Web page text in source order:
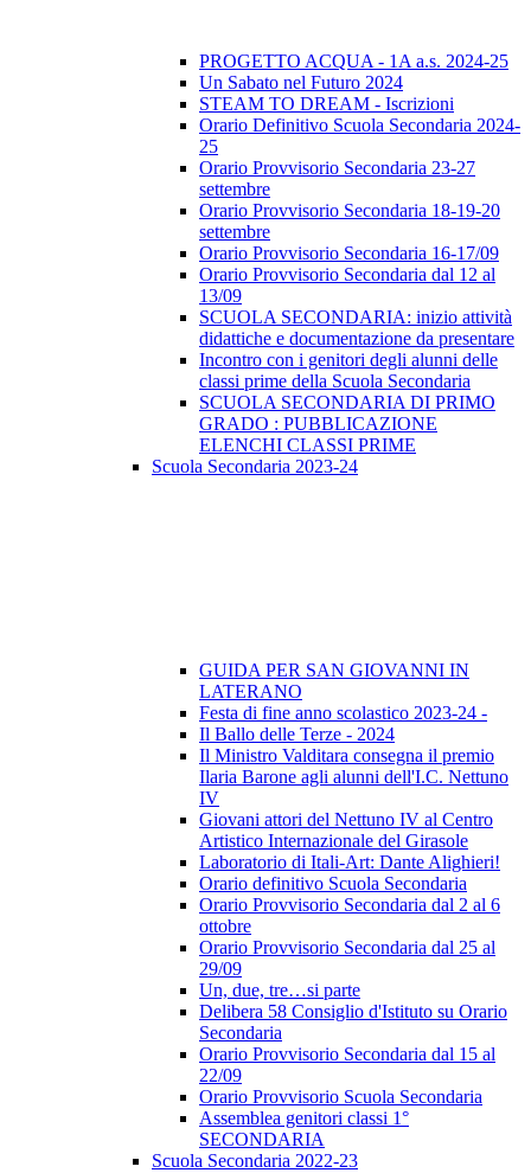
PROGETTO ACQUA - 1A a.s. 2024-25
Un Sabato nel Futuro 2024
STEAM TO DREAM - Iscrizioni
Orario Definitivo Scuola Secondaria 2024-
25
Orario Provvisorio Secondaria 23-27
settembre
Orario Provvisorio Secondaria 18-19-20
settembre
Orario Provvisorio Secondaria 16-17/09
Orario Provvisorio Secondaria dal 12 al
13/09
SCUOLA SECONDARIA: inizio attività
didattiche e documentazione da presentare
Incontro con i genitori degli alunni delle
classi prime della Scuola Secondaria
SCUOLA SECONDARIA DI PRIMO
GRADO : PUBBLICAZIONE
ELENCHI CLASSI PRIME
Scuola Secondaria 2023-24
GUIDA PER SAN GIOVANNI IN
LATERANO
Festa di fine anno scolastico 2023-24 -
Il Ballo delle Terze - 2024
Il Ministro Valditara consegna il premio
Ilaria Barone agli alunni dell'I.C. Nettuno
IV
Giovani attori del Nettuno IV al Centro
Artistico Internazionale del Girasole
Laboratorio di Itali-Art: Dante Alighieri!
Orario definitivo Scuola Secondaria
Orario Provvisorio Secondaria dal 2 al 6
ottobre
Orario Provvisorio Secondaria dal 25 al
29/09
Un, due, tre…si parte
Delibera 58 Consiglio d'Istituto su Orario
Secondaria
Orario Provvisorio Secondaria dal 15 al
22/09
Orario Provvisorio Scuola Secondaria
Assemblea genitori classi 1°
SECONDARIA
Scuola Secondaria 2022-23